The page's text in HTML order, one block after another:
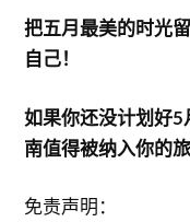
把五月最美的时光
自己！
如果你还没计划好
南值得被纳入你的
免责声明：